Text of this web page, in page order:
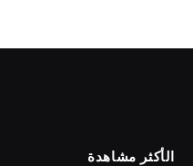
الأكثر مشاهدة